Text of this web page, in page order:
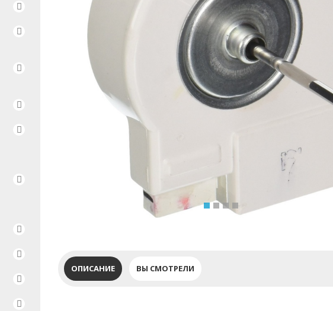
ОПИСАНИЕ ВЫ СМОТРЕЛИ